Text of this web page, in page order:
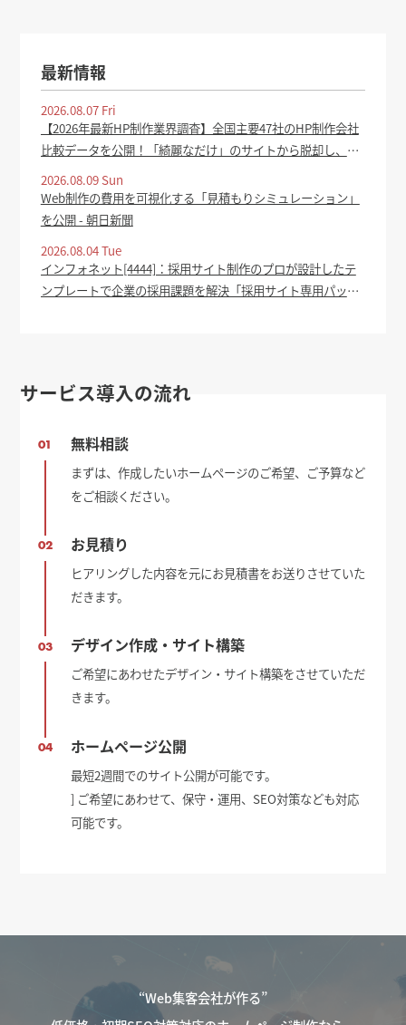
最新情報
2026.08.07 Fri
【2026年最新HP制作業界調査】全国主要47社のHP制作会社
比較データを公開！「綺麗なだけ」のサイトから脱却し、集
のプレスリリース - PR TIMES
2026.08.09 Sun
Web制作の費用を可視化する「見積もりシミュレーション」
を公開 - 朝日新聞
2026.08.04 Tue
インフォネット[4444]：採用サイト制作のプロが設計したテ
ンプレートで企業の採用課題を解決「採用サイト専用パッケ
サービス導入の流れ
01 無料相談
まずは、作成したいホームページのご希望、ご予算など
をご相談ください。
02 お見積り
ヒアリングした内容を元にお見積書をお送りさせていた
だきます。
03 デザイン作成・サイト構築
ご希望にあわせたデザイン・サイト構築をさせていただ
きます。
04 ホームページ公開
最短2週間でのサイト公開が可能です。
] ご希望にあわせて、保守・運用、SEO対策なども対応
可能です。
“Web集客会社が作る”